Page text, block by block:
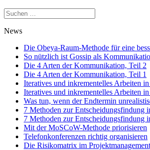
Suchen
nach:
News
Die Obeya-Raum-Methode für eine
So nützlich ist Gossip als
Die 4 Arten der Kommunikation, Teil 2
Die 4 Arten der Kommunikation, Teil 1
Iteratives und inkrementelles Arbeiten
Iteratives und inkrementelles Arbeiten
Was tun, wenn der Endtermin
7 Methoden zur Entscheidungsfindung
7 Methoden zur Entscheidungsfindung
Mit der MoSCoW-Methode priorisieren
Telefonkonferenzen richtig organisieren
Die Risikomatrix im